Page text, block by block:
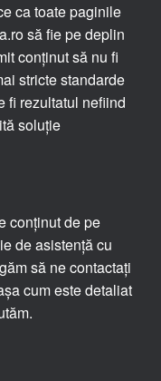
ca toate paginile
să fie pe deplin
conținut să nu fi
stricte standarde
fi rezultatul nefiind
soluție
conținut de pe
de asistență cu
să ne contactați
cum este detaliat